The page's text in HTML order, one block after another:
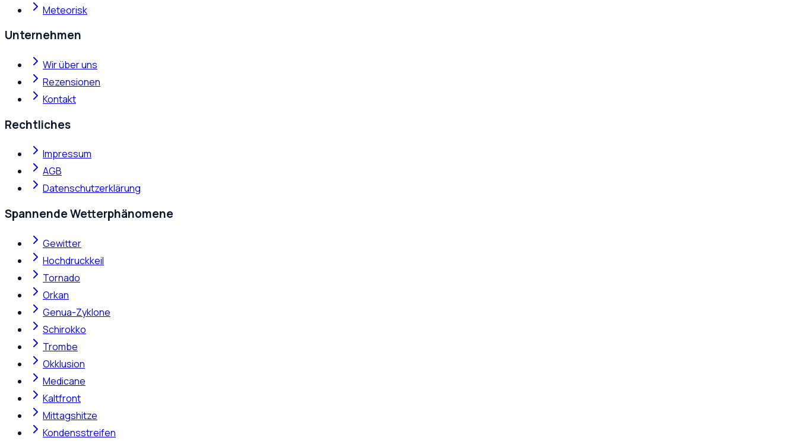
Meteorisk
Unternehmen
Wir über uns
Rezensionen
Kontakt
Rechtliches
Impressum
AGB
Datenschutzerklärung
Spannende Wetterphänomene
Gewitter
Hochdruckkeil
Tornado
Orkan
Genua-Zyklone
Schirokko
Trombe
Okklusion
Medicane
Kaltfront
Mittagshitze
Kondensstreifen